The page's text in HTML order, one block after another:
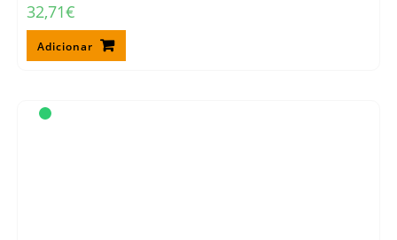
32,71€
Adicionar